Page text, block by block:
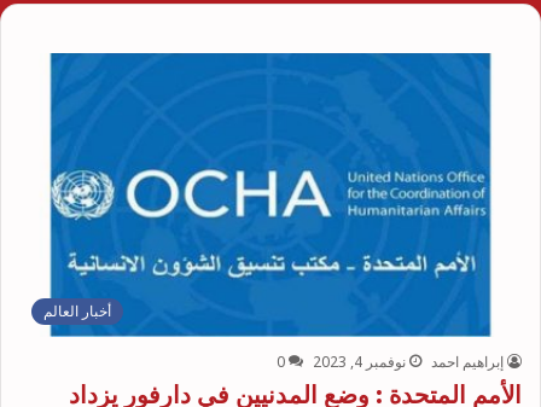
أخبار العالم
إبراهيم احمد نوفمبر 4, 2023 0
الأمم المتحدة : وضع المدنيين في دارفور يزداد